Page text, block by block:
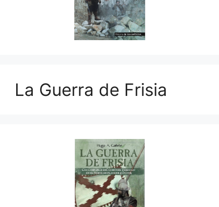
La Guerra de Frisia